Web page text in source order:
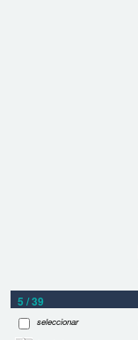
5 / 39
seleccionar